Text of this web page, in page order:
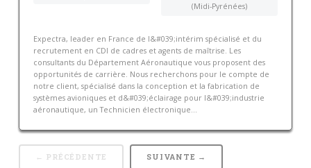
(Midi-Pyrénées)
Expectra, leader en France de l&#039;intérim spécialisé et du
recrutement en CDI de cadres et agents de maîtrise. Les
consultants du Département Aéronautique vous proposent des
opportunités de carrière. Nous recherchons pour le compte de
notre client, spécialisé dans la conception et la fabrication de
systèmes avioniques et d&#039;éclairage pour l&#039;industrie
aéronautique, un Technicien électronique...
← PRÉCÉDENTE SUIVANTE →